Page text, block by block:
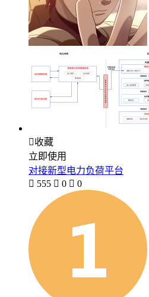
收藏
立即使用
对接新型电力负荷平台
 555  0  0